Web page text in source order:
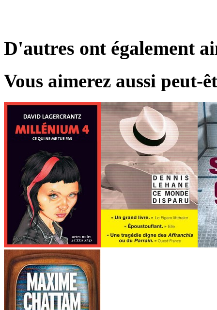
D'autres ont également
Vous aimerez aussi peut-